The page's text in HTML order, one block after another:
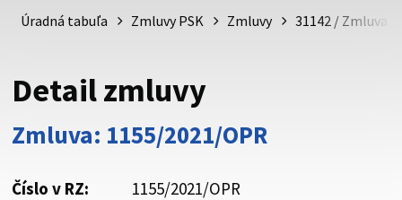
psk.sk.
Buďte pozorní a vždy sa uistite, že zdieľate informácie iba
cez zabezpečenú webovú stránku. Zabezpečená stránka
vždy začína https:// pred názvom domény webového sídla.
Úradná tabuľa Zmluvy PSK Zmluvy 31142 / Zmluva
Detail zmluvy
Zmluva: 1155/2021/OPR
Číslo v RZ:
1155/2021/OPR